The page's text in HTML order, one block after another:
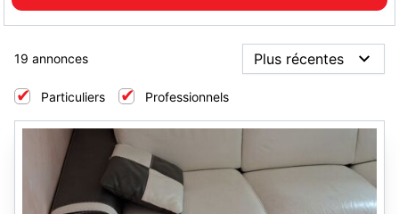
19 annonces
Particuliers Professionnels